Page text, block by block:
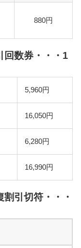
880円
回数券・・・1
5,960円
16,050円
6,280円
16,990円
引切符・・・